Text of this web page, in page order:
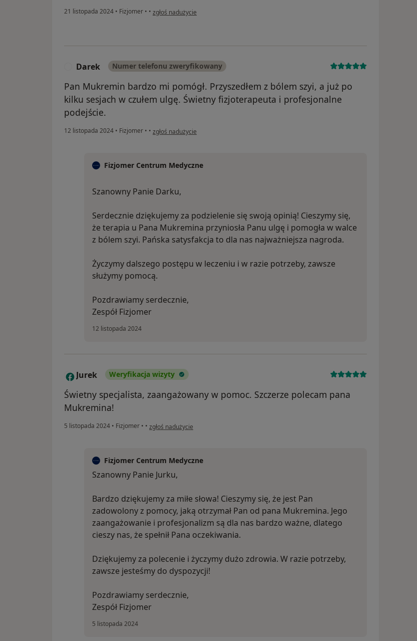
21 listopada 2024 • Fizjomer • • w opinii użytkownika AM
zgłoś nadużycie
Darek Numer telefonu zweryfikowany
Pan Mukremin bardzo mi pomógł. Przyszedłem z bólem szyi, a już po
kilku sesjach w czułem ulgę. Świetny fizjoterapeuta i profesjonalne
podejście.
12 listopada 2024 • Fizjomer • • w opinii użytkownika Darek
zgłoś nadużycie
Fizjomer Centrum Medyczne
Szanowny Panie Darku,
Serdecznie dziękujemy za podzielenie się swoją opinią! Cieszymy się,
że terapia u Pana Mukremina przyniosła Panu ulgę i pomogła w walce
z bólem szyi. Pańska satysfakcja to dla nas najważniejsza nagroda.
Życzymy dalszego postępu w leczeniu i w razie potrzeby, zawsze
służymy pomocą.
Pozdrawiamy serdecznie,
Zespół Fizjomer
12 listopada 2024
J Jurek Weryfikacja wizyty
Świetny specjalista, zaangażowany w pomoc. Szczerze polecam pana
Mukremina!
5 listopada 2024 • Fizjomer • • w opinii użytkownika Jurek
zgłoś nadużycie
Fizjomer Centrum Medyczne
Szanowny Panie Jurku,
Bardzo dziękujemy za miłe słowa! Cieszymy się, że jest Pan
zadowolony z pomocy, jaką otrzymał Pan od pana Mukremina. Jego
zaangażowanie i profesjonalizm są dla nas bardzo ważne, dlatego
cieszy nas, że spełnił Pana oczekiwania.
Dziękujemy za polecenie i życzymy dużo zdrowia. W razie potrzeby,
zawsze jesteśmy do dyspozycji!
Pozdrawiamy serdecznie,
Zespół Fizjomer
5 listopada 2024